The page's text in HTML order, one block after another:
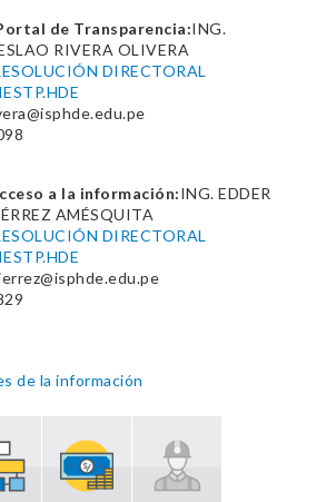
de Transparencia:ING.
RIVERA OLIVERA
DIRECTORAL
a la información:ING. EDDER
AMÉSQUITA
DIRECTORAL
de la información